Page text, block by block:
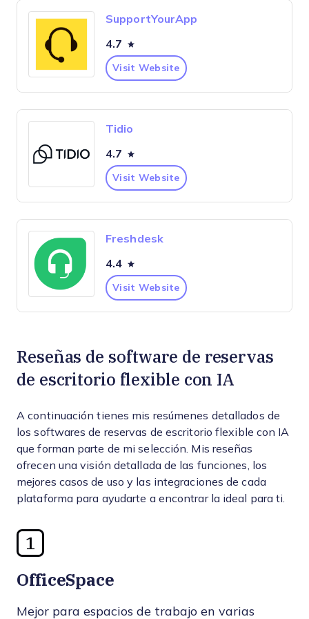
SupportYourApp
4.7
Visit Website
Tidio
4.7
Visit Website
Freshdesk
4.4
Visit Website
Reseñas de software de reservas
de escritorio flexible con IA
A continuación tienes mis resúmenes detallados de
los softwares de reservas de escritorio flexible con IA
que forman parte de mi selección. Mis reseñas
ofrecen una visión detallada de las funciones, los
mejores casos de uso y las integraciones de cada
plataforma para ayudarte a encontrar la ideal para ti.
1
OfficeSpace
Mejor para espacios de trabajo en varias